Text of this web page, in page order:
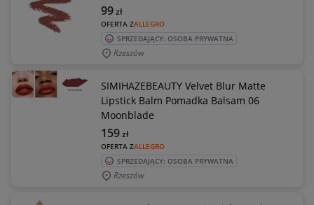
OFERTA ZALLEGRO
99zł
SPRZEDAJĄCY: OSOBA PRYWATNA
Rzeszów
SIMIHAZEBEAUTY Velvet Blur Matte
Lipstick Balm Pomadka Balsam 06
Moonblade
OFERTA ZALLEGRO
159zł
SPRZEDAJĄCY: OSOBA PRYWATNA
Rzeszów